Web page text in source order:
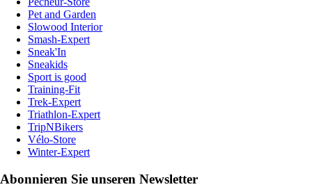
Pet and Garden
Slowood Interior
Smash-Expert
Sneak'In
Sneakids
Sport is good
Training-Fit
Trek-Expert
Triathlon-Expert
TripNBikers
Vélo-Store
Winter-Expert
Abonnieren Sie unseren Newsletter